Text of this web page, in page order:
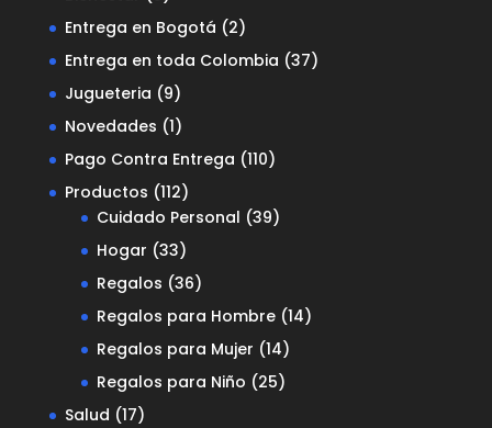
Entrega en Bogotá (2)
Entrega en toda Colombia (37)
Jugueteria (9)
Novedades (1)
Pago Contra Entrega (110)
Productos (112)
Cuidado Personal (39)
Hogar (33)
Regalos (36)
Regalos para Hombre (14)
Regalos para Mujer (14)
Regalos para Niño (25)
Salud (17)